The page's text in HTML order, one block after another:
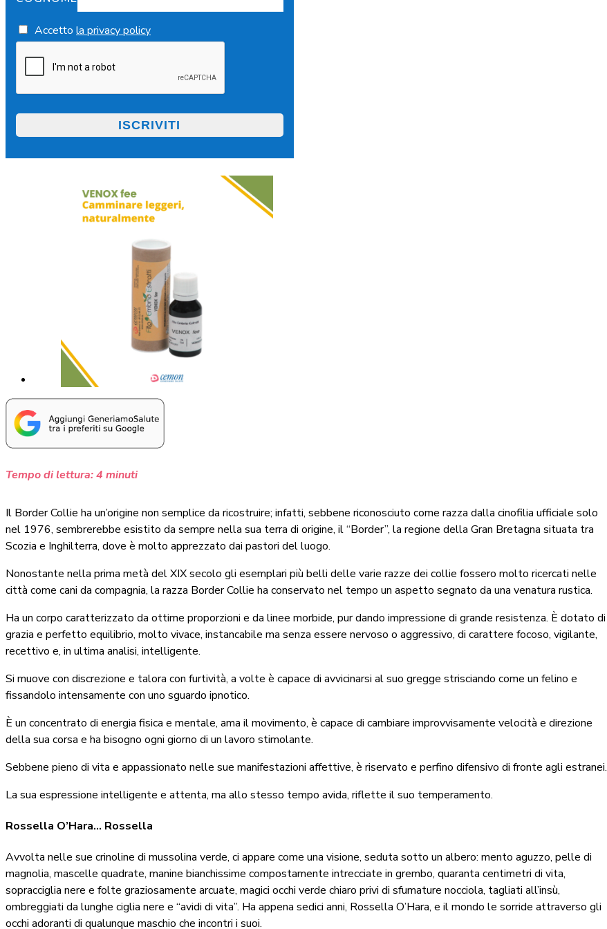
Accetto la privacy policy
Tempo di lettura:4 minuti
Il Border Collie ha un’origine non semplice da ricostruire; infatti, sebbene riconosciuto come razza dalla cinofilia ufficiale solo
nel 1976, sembrerebbe esistito da sempre nella sua terra di origine, il “Border”, la regione della Gran Bretagna situata tra
Scozia e Inghilterra, dove è molto apprezzato dai pastori del luogo.
Nonostante nella prima metà del XIX secolo gli esemplari più belli delle varie razze dei collie fossero molto ricercati nelle
città come cani da compagnia, la razza Border Collie ha conservato nel tempo un aspetto segnato da una venatura rustica.
Ha un corpo caratterizzato da ottime proporzioni e da linee morbide, pur dando impressione di grande resistenza. È dotato di
grazia e perfetto equilibrio, molto vivace, instancabile ma senza essere nervoso o aggressivo, di carattere focoso, vigilante,
recettivo e, in ultima analisi, intelligente.
Si muove con discrezione e talora con furtività, a volte è capace di avvicinarsi al suo gregge strisciando come un felino e
fissandolo intensamente con uno sguardo ipnotico.
È un concentrato di energia fisica e mentale, ama il movimento, è capace di cambiare improvvisamente velocità e direzione
della sua corsa e ha bisogno ogni giorno di un lavoro stimolante.
Sebbene pieno di vita e appassionato nelle sue manifestazioni affettive, è riservato e perfino difensivo di fronte agli estranei.
La sua espressione intelligente e attenta, ma allo stesso tempo avida, riflette il suo temperamento.
Rossella O’Hara… Rossella
Avvolta nelle sue crinoline di mussolina verde, ci appare come una visione, seduta sotto un albero: mento aguzzo, pelle di
magnolia, mascelle quadrate, manine bianchissime compostamente intrecciate in grembo, quaranta centimetri di vita,
sopracciglia nere e folte graziosamente arcuate, magici occhi verde chiaro privi di sfumature nocciola, tagliati all’insù,
ombreggiati da lunghe ciglia nere e “avidi di vita”. Ha appena sedici anni, Rossella O’Hara, e il mondo le sorride attraverso gli
occhi adoranti di qualunque maschio che incontri i suoi.